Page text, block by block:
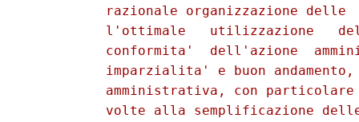
razionale organizzazione delle
l'ottimale   utilizzazione
conformita'  dell'azione
imparzialita' e buon
amministrativa, con
volte alla semplificazione